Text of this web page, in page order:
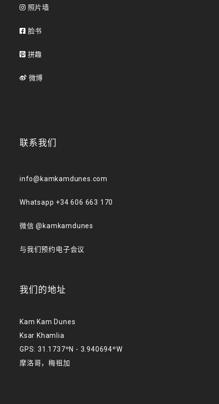
照片墙
脸书
拼趣
微博
联系我们
info@kamkamdunes.com
Whatsapp +34 606 663 170
微信 @kamkamdunes
与我们预约电子会议
我们的地址
Kam Kam Dunes
Ksar Khamlia
GPS: 31.1737ºN - 3.940694ºW
摩洛哥，梅祖加